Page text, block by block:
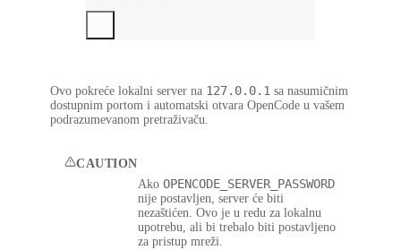
Ovo pokreće lokalni server na 127.0.0.1 sa nasumičnim
dostupnim portom i automatski otvara OpenCode u vašem
podrazumevanom pretraživaču.
CAUTION
Ako OPENCODE_SERVER_PASSWORD
nije postavljen, server će biti
nezaštićen. Ovo je u redu za lokalnu
upotrebu, ali bi trebalo biti postavljeno
za pristup mreži.